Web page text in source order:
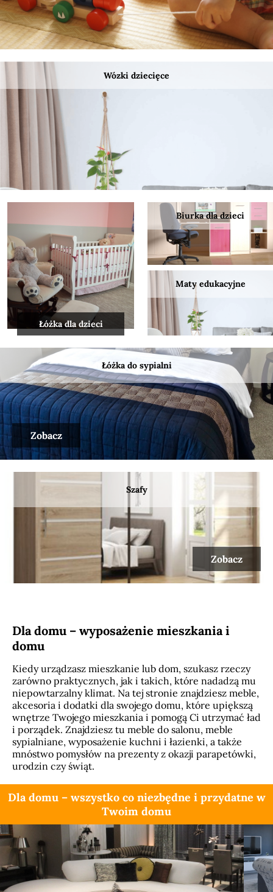
Wózki dziecięce
Łóżka dla dzieci
Biurka dla dzieci
Maty edukacyjne
Łóżka do sypialni
Zobacz
Szafy
Zobacz
Dla domu – wyposażenie mieszkania i
domu
Kiedy urządzasz mieszkanie lub dom, szukasz rzeczy
zarówno praktycznych, jak i takich, które nadadzą mu
niepowtarzalny klimat. Na tej stronie znajdziesz meble,
akcesoria i dodatki dla swojego domu, które upiększą
wnętrze Twojego mieszkania i pomogą Ci utrzymać ład
i porządek. Znajdziesz tu meble do salonu, meble
sypialniane, wyposażenie kuchni i łazienki, a także
mnóstwo pomysłów na prezenty z okazji parapetówki,
urodzin czy świąt.
Dla domu – wszystko co niezbędne i przydatne w
Twoim domu